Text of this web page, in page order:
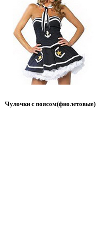
Чулочки с поясом(фиолетовые)